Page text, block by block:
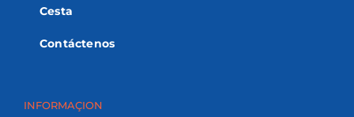
Cesta
Contáctenos
INFORMAÇION